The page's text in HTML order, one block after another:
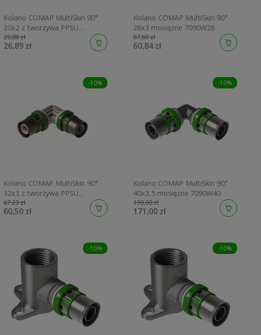
Kolano COMAP MultiSkin 90°
20x2 z tworzywa PPSU
9090W20
29,88 zł
26,89 zł
Kolano COMAP MultiSkin 90°
26x3 mosiężne 7090W26
67,60 zł
60,84 zł
-10%
Kolano COMAP MultiSkin 90°
32x3 z tworzywa PPSU
9090W32
67,23 zł
60,50 zł
-10%
Kolano COMAP MultiSkin 90°
40x3,5 mosiężne 7090W40
190,00 zł
171,00 zł
-10% -10%